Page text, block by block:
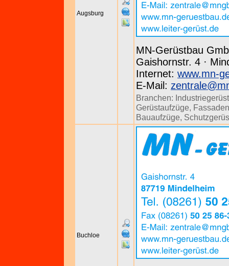
Augsburg
MN-Gerüstbau
Gaishornstr. 4 ·
Internet: www.mn-
E-Mail:
Branchen:
Gerüstaufzüge,
Bauaufzüge,
Buchloe